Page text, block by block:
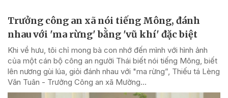
Trưởng công an xã nói tiếng Mông, đánh
nhau với 'ma rừng' bằng 'vũ khí' đặc biệt
Khi về hưu, tôi chỉ mong bà con nhớ đến mình với hình ảnh
của một cán bộ công an người Thái biết nói tiếng Mông, biết
lên nương gùi lúa, giỏi đánh nhau với "ma rừng”, Thiếu tá Lèng
Văn Tuân - Trưởng Công an xã Mường...